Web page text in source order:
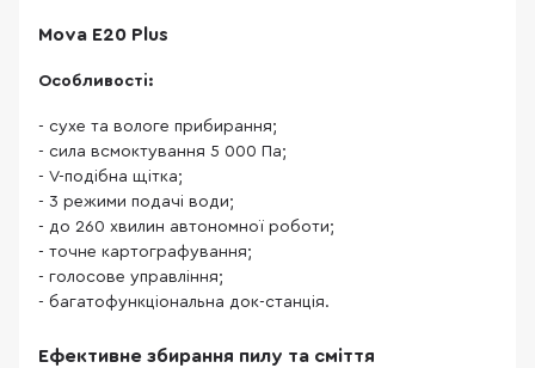
Mova E20 Plus
Особливості:
- сухе та вологе прибирання;
- сила всмоктування 5 000 Па;
- V-подібна щітка;
- 3 режими подачі води;
- до 260 хвилин автономної роботи;
- точне картографування;
- голосове управління;
- багатофункціональна док-станція.
Ефективне збирання пилу та сміття